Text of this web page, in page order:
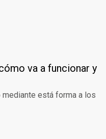
va a funcionar y
mediante está forma a los